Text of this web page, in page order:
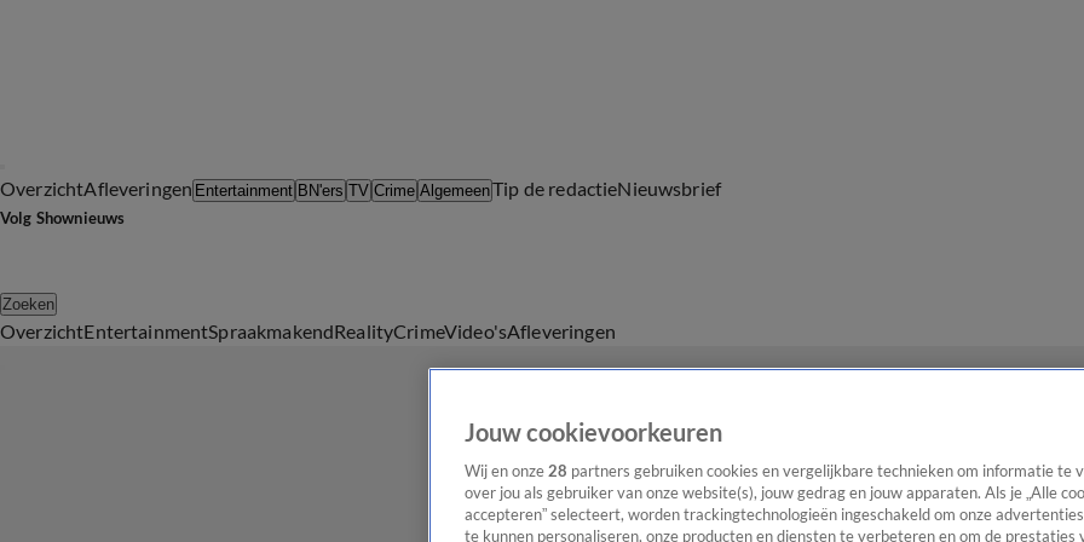
OverzichtAfleveringen Entertainment BN'ers TV Crime AlgemeenTip de redactieNieuwsbrief
Volg Shownieuws
Zoeken
OverzichtEntertainmentSpraakmakendRealityCrimeVideo'sAfleveringen
Jouw cookievoorkeuren
Wij en onze 28 partners gebruiken cookies en vergelijkbare technieken om informatie te
over jou als gebruiker van onze website(s), jouw gedrag en jouw apparaten. Als je „Alle
accepteren” selecteert, worden trackingtechnologieën ingeschakeld om onze
te kunnen personaliseren, onze producten en diensten te verbeteren en om de prestaties